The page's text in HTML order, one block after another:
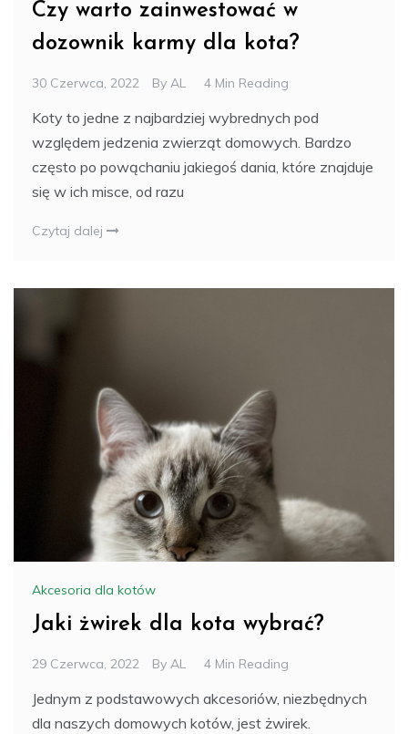
Czy warto zainwestować w
dozownik karmy dla kota?
30 Czerwca, 2022 By AL 4 Min Reading
Koty to jedne z najbardziej wybrednych pod
względem jedzenia zwierząt domowych. Bardzo
często po powąchaniu jakiegoś dania, które znajduje
się w ich misce, od razu
Czytaj dalej
Akcesoria dla kotów
Jaki żwirek dla kota wybrać?
29 Czerwca, 2022 By AL 4 Min Reading
Jednym z podstawowych akcesoriów, niezbędnych
dla naszych domowych kotów, jest żwirek.